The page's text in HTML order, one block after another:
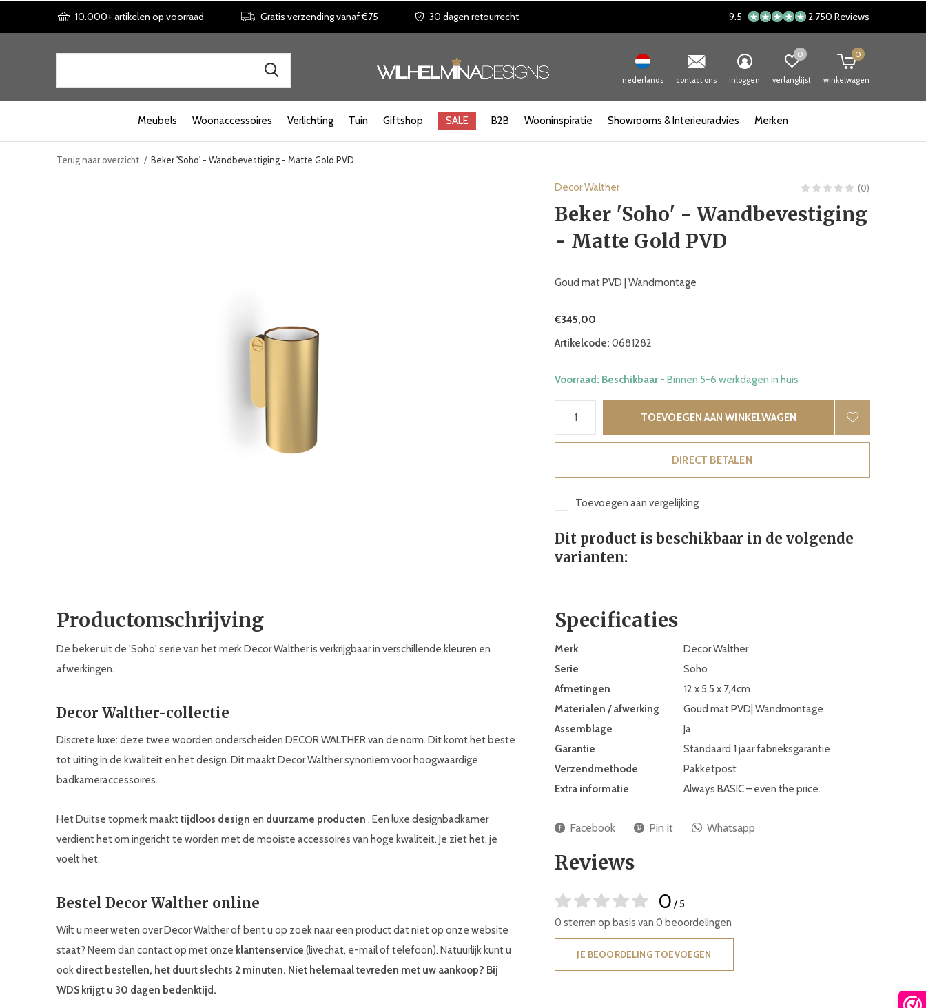
Meubels Woonaccessoires Verlichting Tuin Giftshop SALE B2B Wooninspiratie Showrooms & Interieuradvies Merken
nederlands contact ons inloggen verlanglijst
0
winkelwagen
0
10.000+ artikelen op voorraad Gratis verzending vanaf €75 30 dagen retourrecht 9.5 2.750 Reviews
Terug naar overzicht Beker 'Soho' - Wandbevestiging - Matte Gold PVD
Decor Walther (0)
Beker 'Soho' - Wandbevestiging
- Matte Gold PVD
Goud mat PVD | Wandmontage
€345,00
Artikelcode: 0681282
Voorraad: Beschikbaar - Binnen 5-6 werkdagen in huis
TOEVOEGEN AAN WINKELWAGEN
DIRECT BETALEN
Toevoegen aan vergelijking
Dit product is beschikbaar in de volgende
varianten:
Productomschrijving
De beker uit de 'Soho' serie van het merk Decor Walther is verkrijgbaar in verschillende kleuren en
afwerkingen.
Decor Walther-collectie
Discrete luxe: deze twee woorden onderscheiden DECOR WALTHER van de norm. Dit komt het beste
tot uiting in de kwaliteit en het design. Dit maakt Decor Walther synoniem voor hoogwaardige
badkameraccessoires.
Het Duitse topmerk maakttijdloos design en duurzame producten . Een luxe designbadkamer
verdient het om ingericht te worden met de mooiste accessoires van hoge kwaliteit. Je ziet het, je
voelt het.
Bestel Decor Walther online
Wilt u meer weten over Decor Walther of bent u op zoek naar een product dat niet op onze website
staat? Neem dan contact op met onze klantenservice (livechat, e-mail of telefoon). Natuurlijk kunt u
ook direct bestellen, het duurt slechts 2 minuten. Niet helemaal tevreden met uw aankoop? Bij
WDS krijgt u 30 dagen bedenktijd.
Specificaties
Merk
Decor Walther
Serie
Soho
Afmetingen
12 x 5,5 x 7,4cm
Materialen / afwerking
Goud mat PVD| Wandmontage
Assemblage
Ja
Garantie
Standaard 1 jaar fabrieksgarantie
Verzendmethode
Pakketpost
Extra informatie
Always BASIC – even the price.
Facebook Pin it Whatsapp
Reviews
0 / 5
0 sterren op basis van 0 beoordelingen
JE BEOORDELING TOEVOEGEN